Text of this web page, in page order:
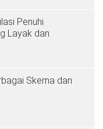
Penuhi
Layak dan
Skema dan